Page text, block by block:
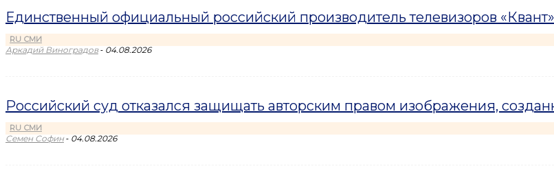
Единственный официальный российский производитель телевизоров
RU СМИ
Аркадий Виноградов - 04.08.2026
Российский суд отказался защищать авторским правом изображения,
RU СМИ
Семен Софин - 04.08.2026